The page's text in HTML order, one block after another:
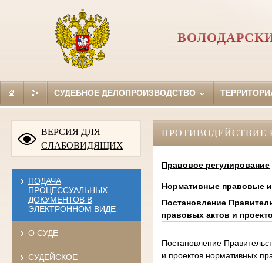
СУДЕБНОЕ ДЕЛОПРОИЗВОДСТВО
ВЕРСИЯ ДЛЯ
СЛАБОВИДЯЩИХ
ПОДАЧА
ПРОЦЕССУАЛЬНЫХ
ДОКУМЕНТОВ В
ЭЛЕКТРОННОМ ВИДЕ
О СУДЕ
СУДЕЙСКОЕ
ПРОТИВОДЕЙСТВИЕ
Правовое регулирование
Нормативные правовые
Постановление
правовых актов и
Постановление
и проектов нормативных